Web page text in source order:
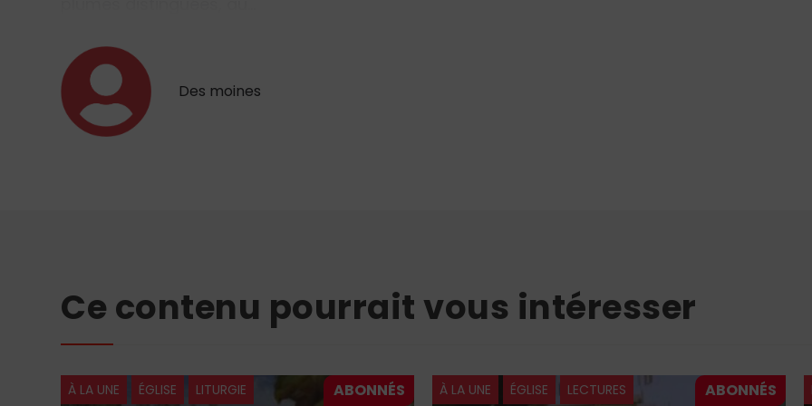
Des moines
Ce contenu pourrait vous intéresser
À LA UNE ÉGLISE LITURGIE À LA UNE ÉGLISE LECTURES